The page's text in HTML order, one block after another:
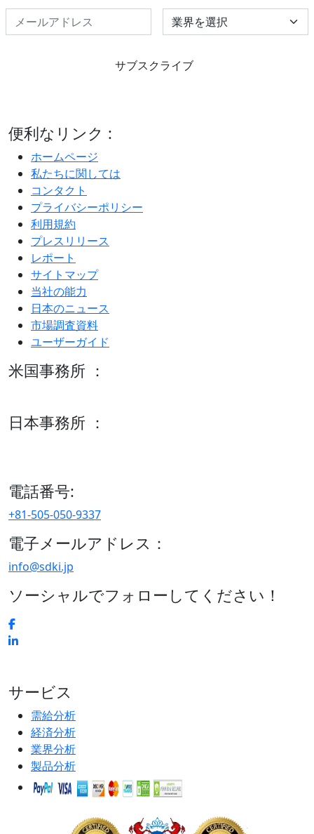
Select Industry
サブスクライブ
便利なリンク :
ホームページ
私たちに関しては
コンタクト
プライバシーポリシー
利用規約
プレスリリース
レポート
サイトマップ
当社の能力
日本のニュース
市場調査資料
ユーザーガイド
米国事務所 ：
日本事務所 ：
電話番号:
+81-505-050-9337
電子メールアドレス：
info@sdki.jp
ソーシャルでフォローしてください！
サービス
需給分析
経済分析
業界分析
製品分析